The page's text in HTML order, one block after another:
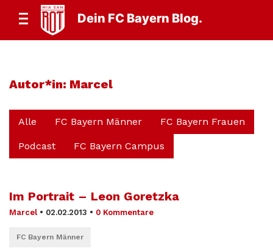
Dein FC Bayern Blog.
Autor*in: Marcel
Alle FC Bayern Männer FC Bayern Frauen
Podcast FC Bayern Campus
Im Portrait – Leon Goretzka
Marcel • 02.02.2013 • 0 Kommentare
FC Bayern Männer